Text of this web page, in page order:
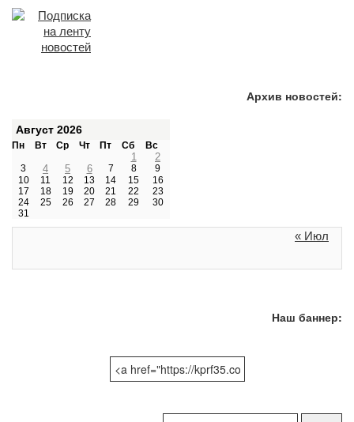
Архив новостей:
Август 2026
Пн Вт Ср Чт Пт Сб Вс
1 2
3 4 5 6 7 8
9
10
11 12 13 14 15
16
17
18 19 20 21 22
23
24
25 26 27 28 29
30
31
« Июл
Наш баннер: